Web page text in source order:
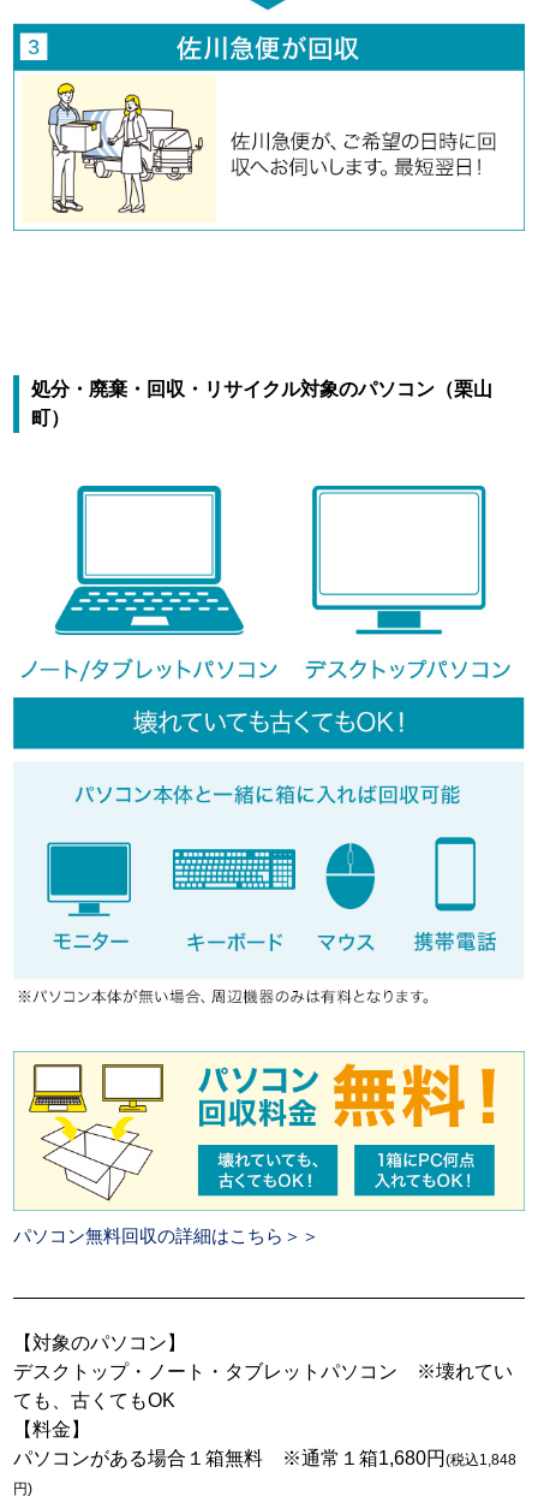
処分・廃棄・回収・リサイクル対象のパソコン（栗山
町）
パソコン無料回収の詳細はこちら＞＞
【対象のパソコン】
デスクトップ・ノート・タブレットパソコン ※壊れてい
ても、古くてもOK
【料金】
パソコンがある場合１箱無料 ※通常１箱1,680円(税込1,848
円)